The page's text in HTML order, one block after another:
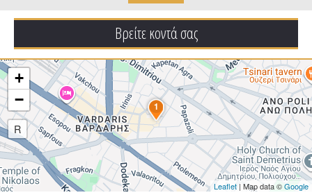
Βρείτε κοντά σας
1
+
−
R
Leaflet | Map data ©Google